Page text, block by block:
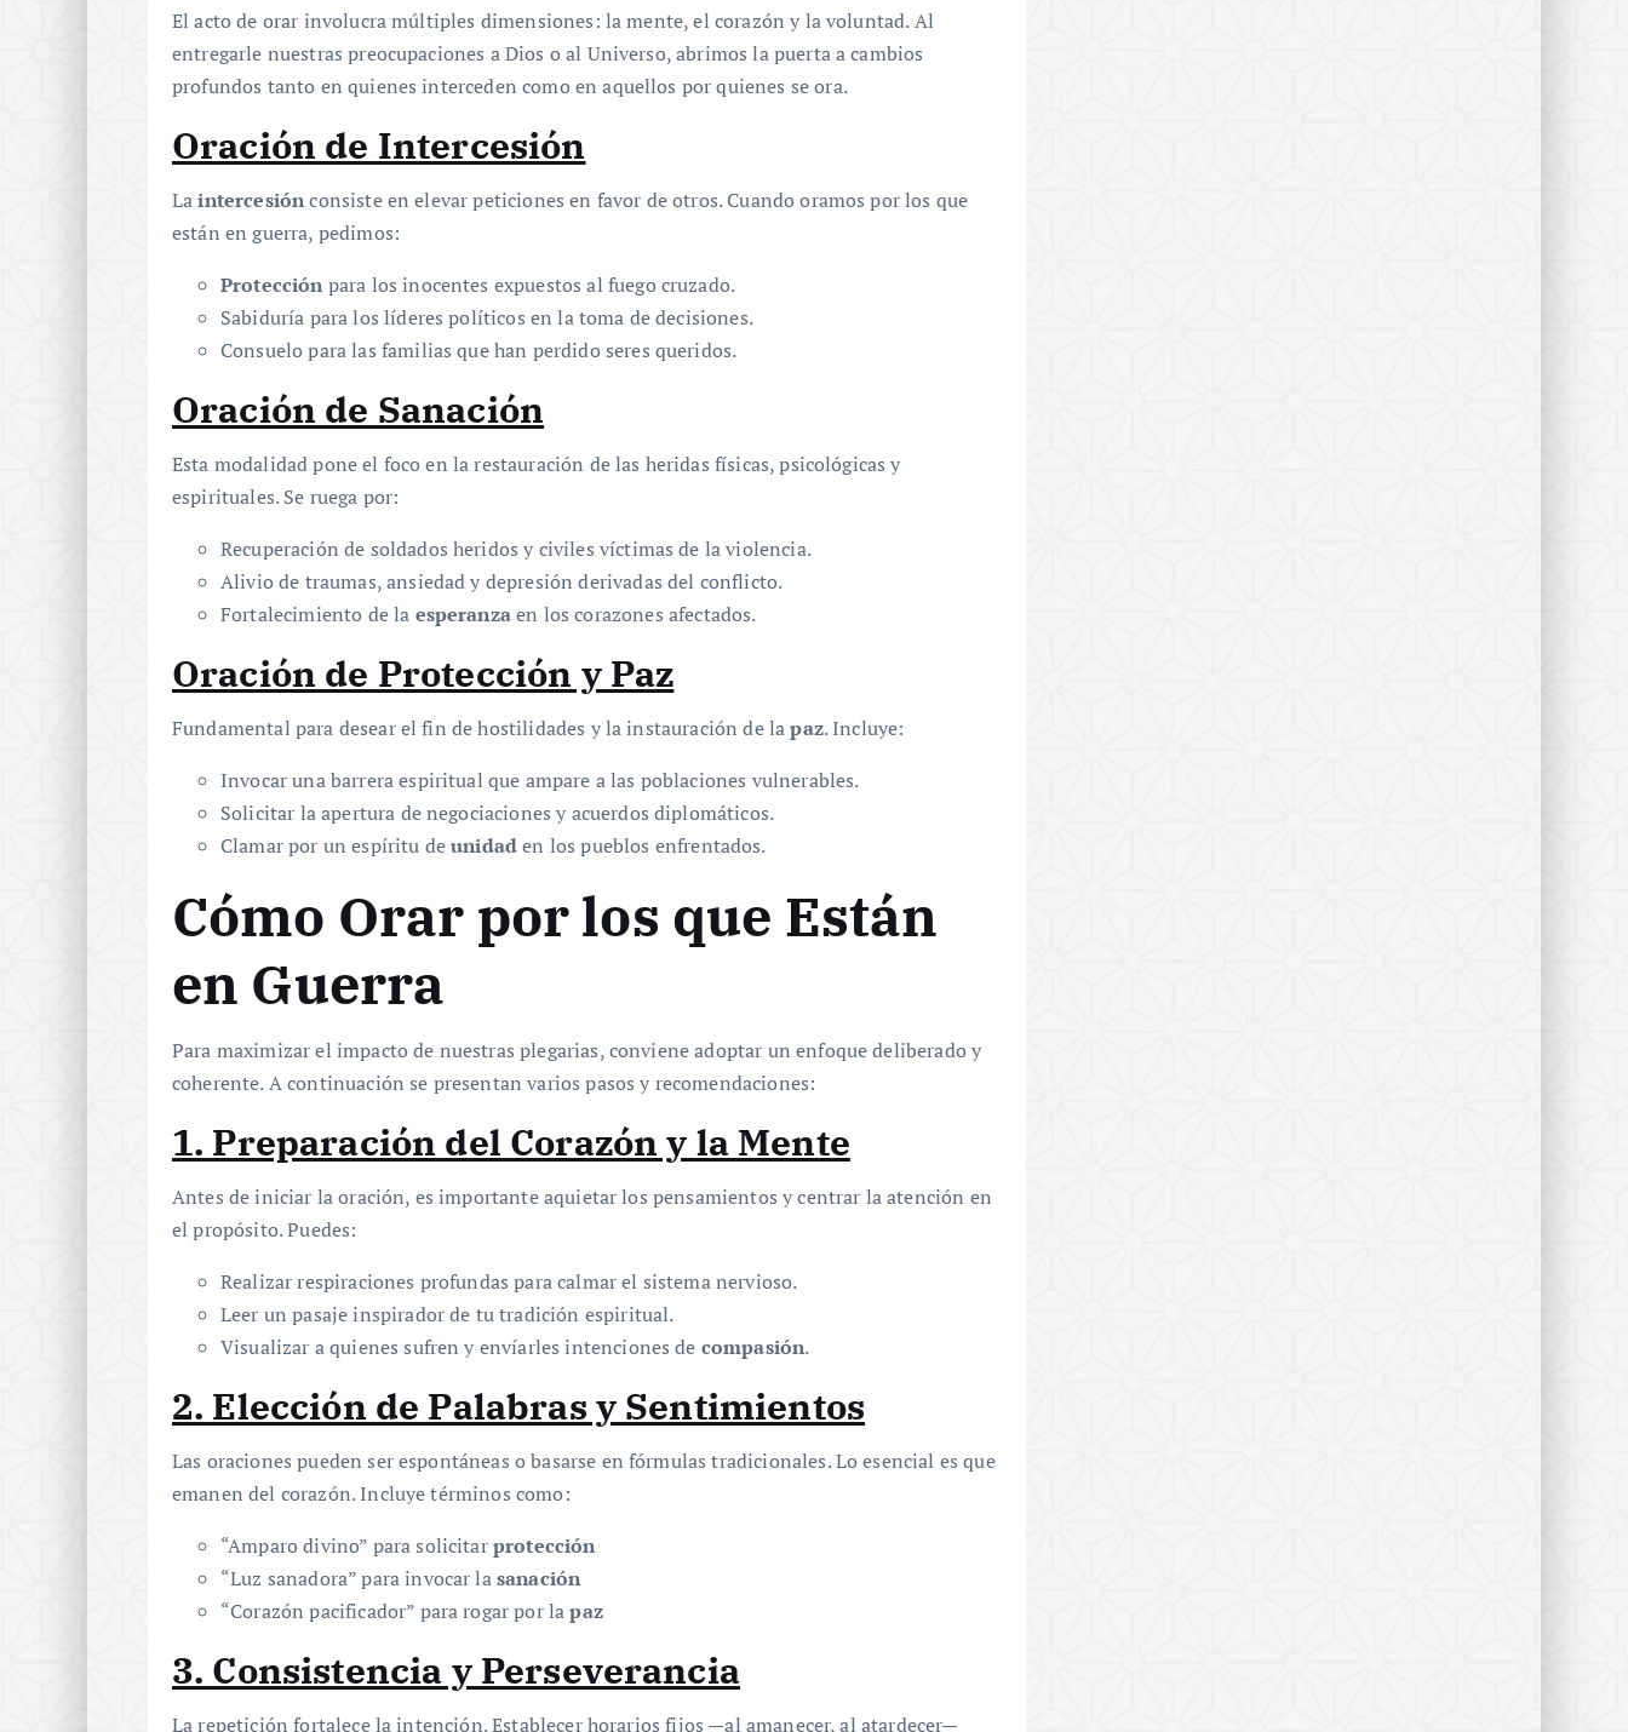
El acto de orar involucra múltiples dimensiones: la mente, el corazón y la voluntad. Al
entregarle nuestras preocupaciones a Dios o al Universo, abrimos la puerta a cambios
profundos tanto en quienes interceden como en aquellos por quienes se ora.
Oración de Intercesión
Laintercesiónconsiste en elevar peticiones en favor de otros. Cuando oramos por los que
están en guerra, pedimos:
Protección para los inocentes expuestos al fuego cruzado.
Sabiduría para los líderes políticos en la toma de decisiones.
Consuelo para las familias que han perdido seres queridos.
Oración de Sanación
Esta modalidad pone el foco en la restauración de las heridas físicas, psicológicas y
espirituales. Se ruega por:
Recuperación de soldados heridos y civiles víctimas de la violencia.
Alivio de traumas, ansiedad y depresión derivadas del conflicto.
Fortalecimiento de la esperanzaen los corazones afectados.
Oración de Protección y Paz
Fundamental para desear el fin de hostilidades y la instauración de lapaz. Incluye:
Invocar una barrera espiritual que ampare a las poblaciones vulnerables.
Solicitar la apertura de negociaciones y acuerdos diplomáticos.
Clamar por un espíritu deunidaden los pueblos enfrentados.
Cómo Orar por los que Están
en Guerra
Para maximizar el impacto de nuestras plegarias, conviene adoptar un enfoque deliberado y
coherente. A continuación se presentan varios pasos y recomendaciones:
1. Preparación del Corazón y la Mente
Antes de iniciar la oración, es importante aquietar los pensamientos y centrar la atención en
el propósito. Puedes:
Realizar respiraciones profundas para calmar el sistema nervioso.
Leer un pasaje inspirador de tu tradición espiritual.
Visualizar a quienes sufren y envíarles intenciones de compasión.
2. Elección de Palabras y Sentimientos
Las oraciones pueden ser espontáneas o basarse en fórmulas tradicionales. Lo esencial es que
emanen del corazón. Incluye términos como:
“Amparo divino” para solicitarprotección
“Luz sanadora” para invocar lasanación
“Corazón pacificador” para rogar por lapaz
3. Consistencia y Perseverancia
La repetición fortalece la intención. Establecer horarios fijos —al amanecer, al atardecer—